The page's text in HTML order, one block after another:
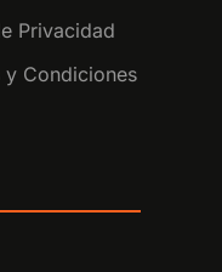
Privacidad
y Condiciones